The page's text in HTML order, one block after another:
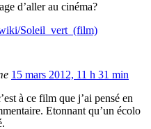
d’aller au cinéma?
Soleil_vert_(film)
15 mars 2012, 11 h 31 min
à ce film que j’ai pensé en
Etonnant qu’un écolo